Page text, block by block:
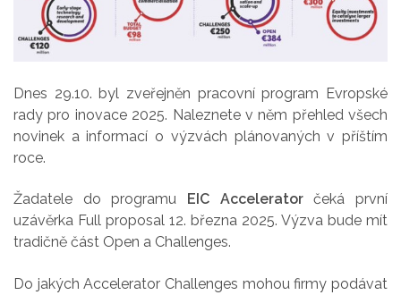
Dnes 29.10. byl zveřejněn pracovní program Evropské
rady pro inovace 2025. Naleznete v něm přehled všech
novinek a informací o výzvách plánovaných v příštím
roce.
Žadatele do programu EIC Acceleratorčeká první
uzávěrka Full proposal 12. března 2025. Výzva bude mít
tradičně část Open a Challenges.
Do jakých Accelerator Challenges mohou firmy podávat